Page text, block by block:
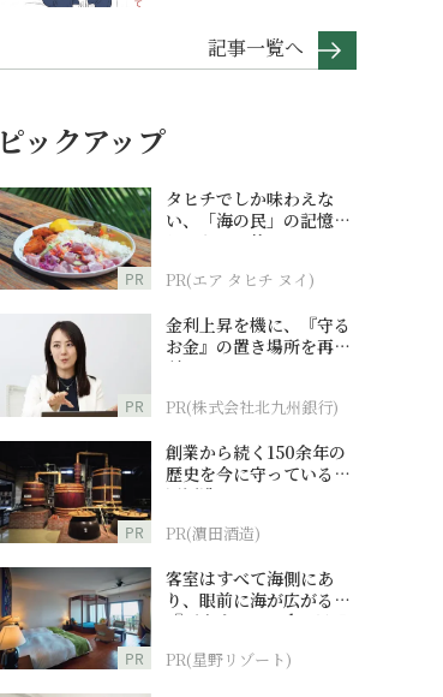
記事一覧へ
ピックアップ
PR
タヒチでしか味わえな
い、「海の民」の記憶へ
とつながる旅
PR(エア タヒチ ヌイ)
PR
金利上昇を機に、『守る
お金』の置き場所を再検
討
PR(株式会社北九州銀行)
PR
創業から続く150余年の
歴史を今に守っている濵
田酒造
PR(濵田酒造)
PR
客室はすべて海側にあ
り、眼前に海が広がる
『西表島ホテル by 星野
PR(星野リゾート)